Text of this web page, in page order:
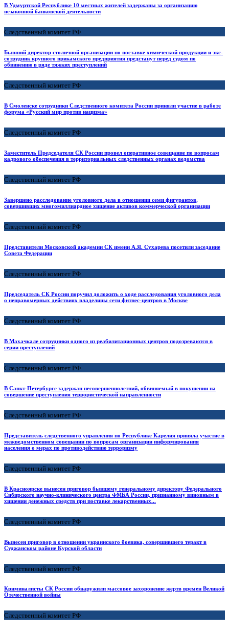
В Удмуртской Республике 10 местных жителей задержаны за организацию
незаконной банковской деятельности
Следственный комитет РФ
Бывший директор столичной организации по поставке химической продукции и экс-
сотрудник крупного прикамского предприятия предстанут перед судом по
обвинению в ряде тяжких преступлений
Следственный комитет РФ
В Смоленске сотрудники Следственного комитета России приняли участие в работе
форума «Русский мир против нацизма»
Следственный комитет РФ
Заместитель Председателя СК России провел оперативное совещание по вопросам
кадрового обеспечения в территориальных следственных органах ведомства
Следственный комитет РФ
Завершено расследование уголовного дела в отношении семи фигурантов,
совершивших многомиллиардное хищение активов коммерческой организации
Следственный комитет РФ
Представители Московской академии СК имени А.Я. Сухарева посетили заседание
Совета Федерации
Следственный комитет РФ
Председатель СК России поручил доложить о ходе расследования уголовного дела
о неправомерных действиях владелицы сети фитнес-центров в Москве
Следственный комитет РФ
В Махачкале сотрудники одного из реабилитационных центров подозреваются в
серии преступлений
Следственный комитет РФ
В Санкт-Петербурге задержан несовершеннолетний, обвиняемый в покушении на
совершение преступления террористической направленности
Следственный комитет РФ
Представитель следственного управления по Республике Карелия приняла участие в
межведомственном совещании по вопросам организации информирования
населения о мерах по противодействию терроризму
Следственный комитет РФ
В Красноярске вынесен приговор бывшему генеральному директору Федерального
Сибирского научно-клинического центра ФМБА России, признанному виновным в
хищении денежных средств при поставке лекарственных...
Следственный комитет РФ
Вынесен приговор в отношении украинского боевика, совершившего теракт в
Суджанском районе Курской области
Следственный комитет РФ
Криминалисты СК России обнаружили массовое захоронение жертв времен Великой
Отечественной войны
Следственный комитет РФ